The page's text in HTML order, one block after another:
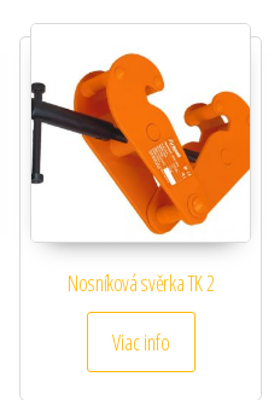
Nosníková svěrka TK 2
Viac info